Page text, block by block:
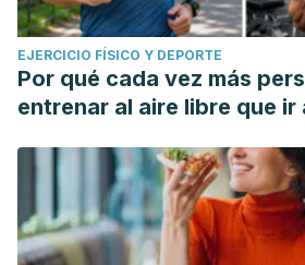
EJERCICIO FÍSICO Y DEPORTE
Por qué cada vez más
entrenar al aire libre que ir